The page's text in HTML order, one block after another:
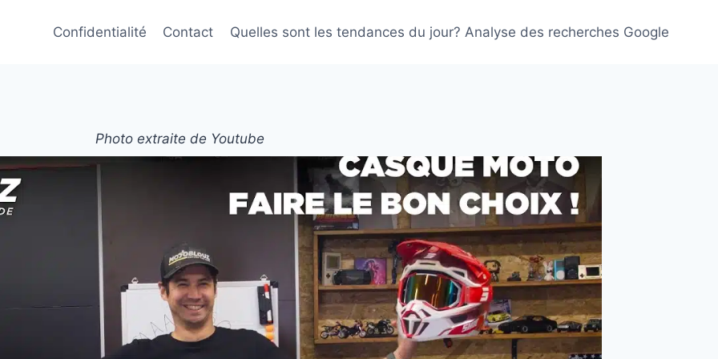
Confidentialité Contact Quelles sont les tendances du jour? Analyse des recherches Google
Photo extraite de Youtube